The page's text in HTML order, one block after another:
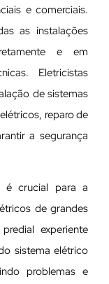
e comerciais.
as instalações
e em
Eletricistas
de sistemas
reparo de
a segurança
é crucial para a
de grandes
experiente
sistema elétrico
problemas e